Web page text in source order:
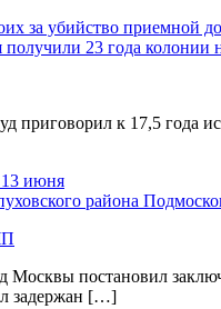
23 года колонии
приговорил к 17,5 года
района
постановил
задержан […]